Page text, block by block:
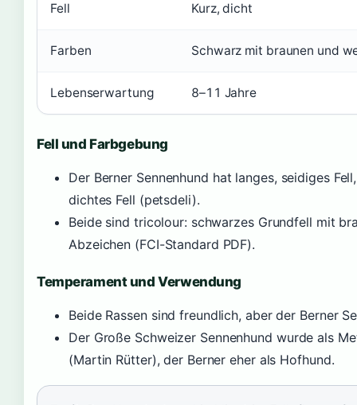
Fell Kurz, dicht
Farben Schwarz mit braunen und
Lebenserwartung 8–11 Jahre
Fell und Farbgebung
Der Berner Sennenhund hat langes, seidiges
dichtes Fell (petsdeli).
Beide sind tricolour: schwarzes Grundfell mit
Abzeichen (FCI-Standard PDF).
Temperament und Verwendung
Beide Rassen sind freundlich, aber der Berner
Der Große Schweizer Sennenhund wurde als
(Martin Rütter), der Berner eher als Hofhund.